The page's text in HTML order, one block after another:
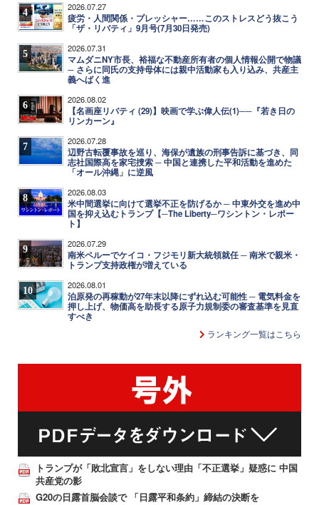
4 2026.07.27
疲労・人間関係・プレッシャー……このストレスどう抜こう
「ザ・リバティ」9月号(7月30日発売)
5 2026.07.31
マムダニNY市長、裕福な不動産所有者の個人情報公開で物議
─ さらに同氏の支持母体には親中活動家も入り込み、共産主
義へばく進
6 2026.08.02
【名画座リバティ (29)】映画で学ぶ偉人伝(1)──『若き日の
リンカーン』
7 2026.07.28
辺野古転覆事故を巡り、海保が遺族の刑事告訴に基づき、同
志社国際高を家宅捜索 ─ 中国と連携した平和活動を進めた
「オール沖縄」に逆風
8 2026.08.03
米中間選挙に向けて選挙不正を防げるか ─ 中東外交を進め中
国を抑え込むトランプ【─The Liberty─ワシントン・レポー
ト】
9 2026.07.29
南米ペルーでケイコ・フジモリ新大統領就任 ─ 南米で親米・
トランプ支持政権が増えている
10 2026.08.01
泊原発の再稼動が27年末以降にずれ込む可能性 ─ 電気料金を
押し上げ、物価高を助長する原子力規制委の審査基準を見直
すべき
ランキング一覧はこちら
トランプが「敗北宣言」をしない理由「不正選挙」疑惑に 中国
共産党の影
G20の日露首脳会談で 「日露平和条約」締結の決断を